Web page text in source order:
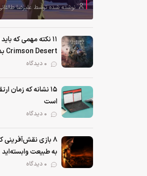
نوشته شده توسط علیرضا طالقانی | ۱۵ مرداد
۱۱ نکته‌ مهمی که
Crimson Desert بدانید
۱۵ نشانه که زمان
است
۸ بازی نقش‌آفرینی
به طبیعت وابسته‌اید